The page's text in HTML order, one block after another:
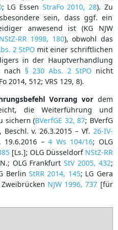
; LG Essen StraFo 2010, 28). Zu
sein, dass ggf. ein
anwesend ist (KG NJW
NStZ-RR 1998, 180), obwohl das
2 StPO mit einer schriftlichen
in der Hauptverhandlung
nach § 230 Abs. 2 StPO nicht
2014, 512; VRS 129, 8).
Vorrang vor dem
die Weiterführung und
sichern (BVerfGE 32, 87; BVerfG
Beschl. v. 26.3.2015 – Vf. 26-IV-
19.6.2016 –4 Ws 104/16; OLG
[Ls.]; OLG Düsseldorf NStZ-RR
OLG FrankfurtStV 2005, 432;
BerlinStRR 2014, 145; LG Gera
NJW 1996, 737 [für